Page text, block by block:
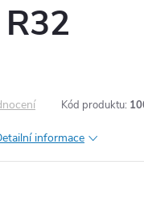
Kód produktu:
informace